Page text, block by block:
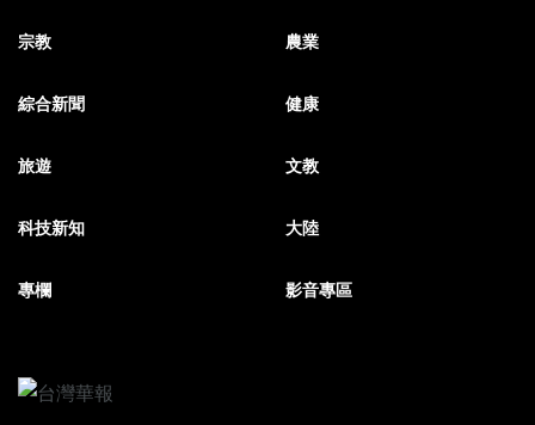
宗教 農業
綜合新聞 健康
旅遊 文教
科技新知 大陸
專欄 影音專區